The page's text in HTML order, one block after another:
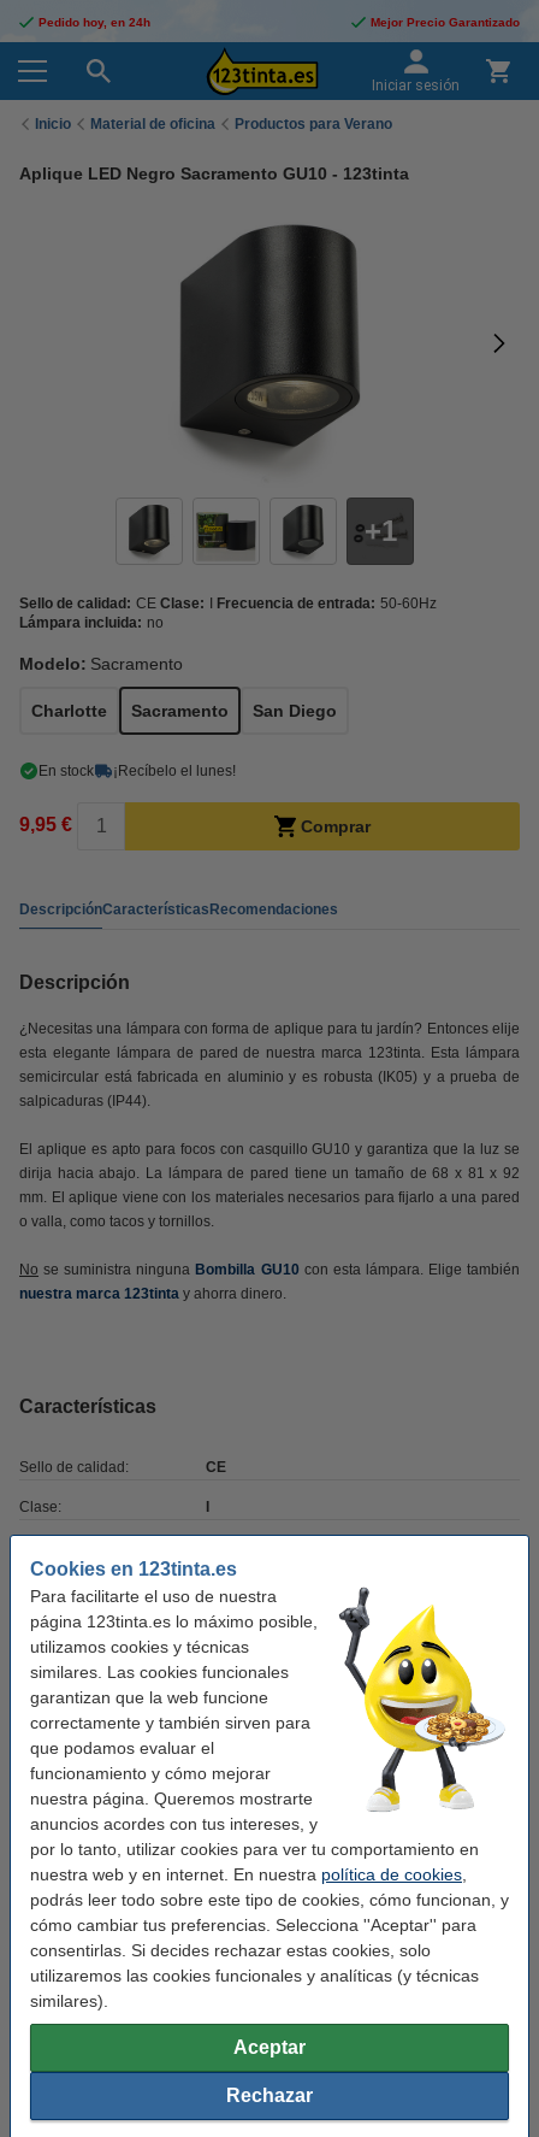
Cookies en 123tinta.es
Para facilitarte el uso de nuestra
página 123tinta.es lo máximo posible,
utilizamos cookies y técnicas
similares. Las cookies funcionales
garantizan que la web funcione
correctamente y también sirven para
que podamos evaluar el
funcionamiento y cómo mejorar
nuestra página. Queremos mostrarte
anuncios acordes con tus intereses, y
por lo tanto, utilizar cookies para ver tu comportamiento en
nuestra web y en internet. En nuestra política de cookies
podrás leer todo sobre este tipo de cookies, cómo funcionan, y
cómo cambiar tus preferencias. Selecciona ''Aceptar'' para
consentirlas. Si decides rechazar estas cookies, solo
utilizaremos las cookies funcionales y analíticas (y técnicas
similares).
Aceptar
Rechazar
Pedido hoy, en 24h Mejor Precio Garantizado
Iniciar sesión
Inicio Material de oficina Productos para Verano
Aplique LED Negro Sacramento GU10 - 123tinta
1
Sello de calidad: CE Clase: Frecuencia de entrada: 50-60Hz
Lámpara incluida: no
Modelo: Sacramento
Charlotte Sacramento San Diego
En stock ¡Recíbelo el lunes!
9,95 € Comprar
DescripciónCaracterísticasRecomendaciones
Descripción
¿Necesitas una lámpara con forma de aplique para tu jardín? Entonces elije
esta elegante lámpara de pared de nuestra marca 123tinta. Esta lámpara
semicircular está fabricada en aluminio y es robusta (IK05) y a prueba de
salpicaduras (IP44).
El aplique es apto para focos con casquillo GU10 y garantiza que la luz se
dirija hacia abajo. La lámpara de pared tiene un tamaño de 68 x 81 x 92
mm. El aplique viene con los materiales necesarios para fijarlo a una pared
o valla, como tacos y tornillos.
No se suministra ninguna Bombilla GU10 con esta lámpara. Elige también
nuestra marca 123tinta y ahorra dinero.
Características
Sello de calidad: CE
Clase:
Lámpara incluida:
Temperatura de
funcionamiento:
-20 hasta +40 °C
accesorio de pared
Color: negro
Medidas: 68 x 81 x 92 mm (LxAnxAl)
Marca: 123led
Modelo: Sacramento
Uso: dentro / fuera
Regulable: no
Núm. de item:
GU10
redondo
Sensor de movimiento: No